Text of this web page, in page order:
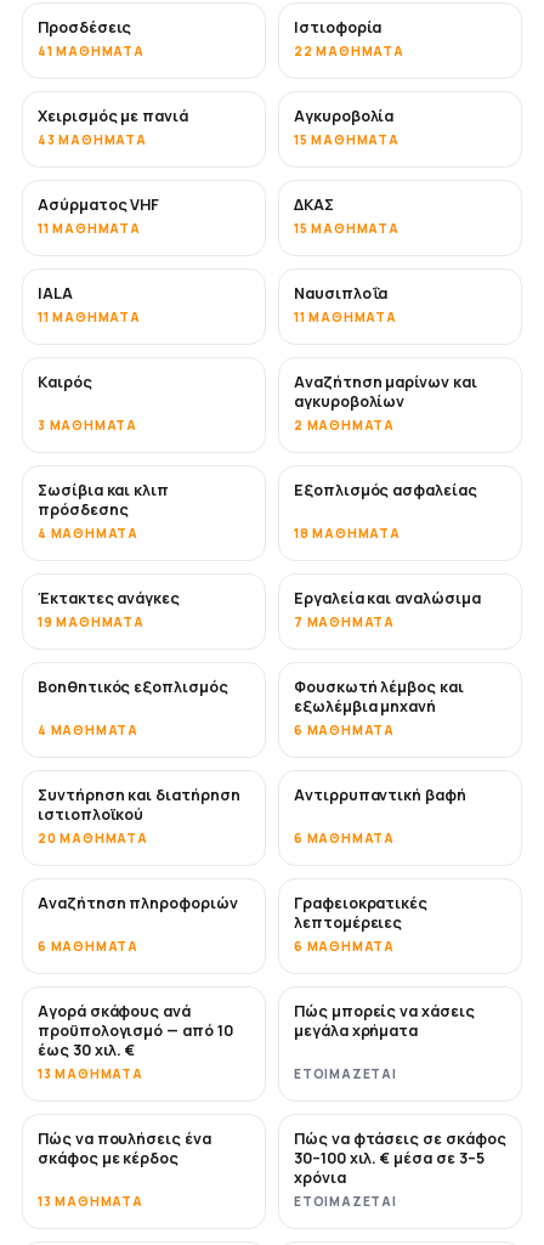
Προσδέσεις
41 ΜΑΘΉΜΑΤΑ
Ιστιοφορία
22 ΜΑΘΉΜΑΤΑ
Χειρισμός με πανιά
43 ΜΑΘΉΜΑΤΑ
Αγκυροβολία
15 ΜΑΘΉΜΑΤΑ
Ασύρματος VHF
11 ΜΑΘΉΜΑΤΑ
ΔΚΑΣ
15 ΜΑΘΉΜΑΤΑ
IALA
11 ΜΑΘΉΜΑΤΑ
Ναυσιπλοΐα
11 ΜΑΘΉΜΑΤΑ
Καιρός
3 ΜΑΘΉΜΑΤΑ
Αναζήτηση μαρίνων και
αγκυροβολίων
2 ΜΑΘΉΜΑΤΑ
Σωσίβια και κλιπ
πρόσδεσης
4 ΜΑΘΉΜΑΤΑ
Εξοπλισμός ασφαλείας
18 ΜΑΘΉΜΑΤΑ
Έκτακτες ανάγκες
19 ΜΑΘΉΜΑΤΑ
Εργαλεία και αναλώσιμα
7 ΜΑΘΉΜΑΤΑ
Βοηθητικός εξοπλισμός
4 ΜΑΘΉΜΑΤΑ
Φουσκωτή λέμβος και
εξωλέμβια μηχανή
6 ΜΑΘΉΜΑΤΑ
Συντήρηση και διατήρηση
ιστιοπλοϊκού
20 ΜΑΘΉΜΑΤΑ
ΣΎΝΤΟΜΑ
Αντιρρυπαντική βαφή
6 ΜΑΘΉΜΑΤΑ
Αναζήτηση πληροφοριών
6 ΜΑΘΉΜΑΤΑ
Γραφειοκρατικές
λεπτομέρειες
6 ΜΑΘΉΜΑΤΑ
ΣΎΝΤΟΜΑ
Αγορά σκάφους ανά
προϋπολογισμό — από 10
έως 30 χιλ. €
13 ΜΑΘΉΜΑΤΑ
ΣΎΝΤΟΜΑ
Πώς μπορείς να χάσεις
μεγάλα χρήματα
ΕΤΟΙΜΆΖΕΤΑΙ
ΝΈΟ
Πώς να πουλήσεις ένα
σκάφος με κέρδος
13 ΜΑΘΉΜΑΤΑ
ΝΈΟ
Πώς να φτάσεις σε σκάφος
30–100 χιλ. € μέσα σε 3–5
χρόνια
ΕΤΟΙΜΆΖΕΤΑΙ